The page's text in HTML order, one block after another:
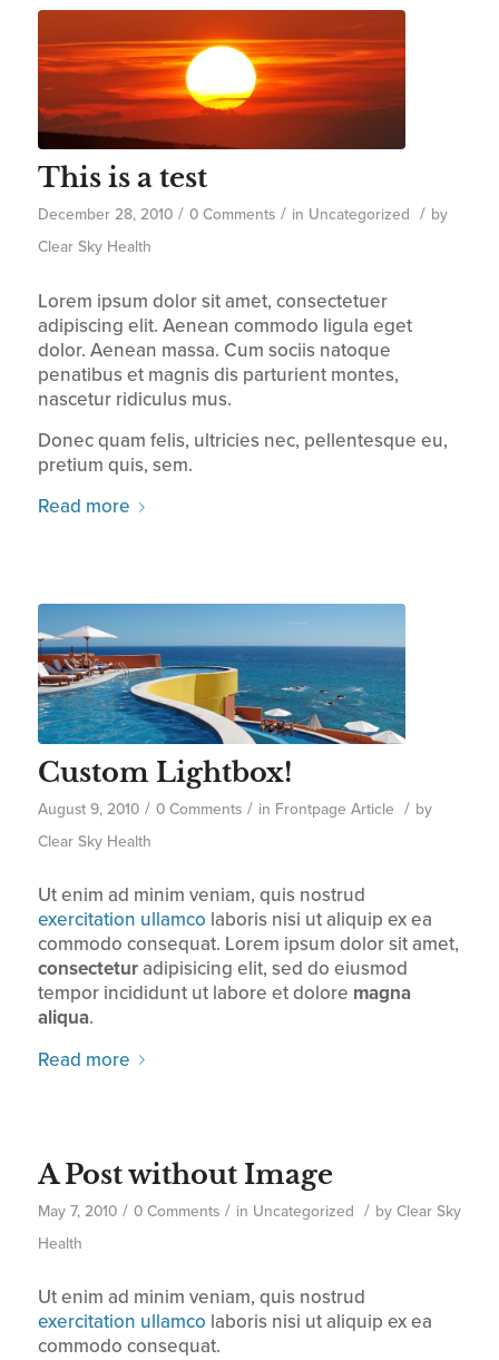
This is a test
December 28, 2010 / 0 Comments / in Uncategorized / by
Clear Sky Health
Lorem ipsum dolor sit amet, consectetuer
adipiscing elit. Aenean commodo ligula eget
dolor. Aenean massa. Cum sociis natoque
penatibus et magnis dis parturient montes,
nascetur ridiculus mus.
Donec quam felis, ultricies nec, pellentesque eu,
pretium quis, sem.
Read more
Custom Lightbox!
August 9, 2010 / 0 Comments / in Frontpage Article / by
Clear Sky Health
Ut enim ad minim veniam, quis nostrud
exercitation ullamco laboris nisi ut aliquip ex ea
commodo consequat. Lorem ipsum dolor sit amet,
consecteturadipisicing elit, sed do eiusmod
tempor incididunt ut labore et dolore magna
aliqua.
Read more
A Post without Image
May 7, 2010 / 0 Comments / in Uncategorized / by Clear Sky
Health
Ut enim ad minim veniam, quis nostrud
exercitation ullamco laboris nisi ut aliquip ex ea
commodo consequat.